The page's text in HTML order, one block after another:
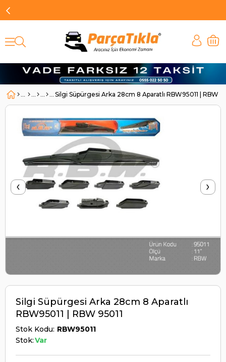
Silgi Süpürgesi Arka 28cm 8 Aparatlı RBW95011 | RBW
‹ ›
Silgi Süpürgesi Arka 28cm 8 Aparatlı
RBW95011 | RBW 95011
Stok Kodu RBW95011
Stok:Var